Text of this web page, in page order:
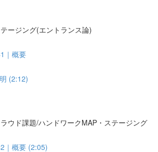
ージング(エントランス論)
｜概要
(2:12)
ウド課題/ハンドワークMAP・ステージング
｜概要 (2:05)